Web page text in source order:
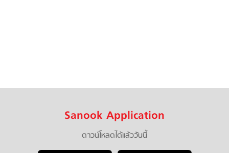
Sanook Application
ดาวน์โหลดได้แล้ววันนี้